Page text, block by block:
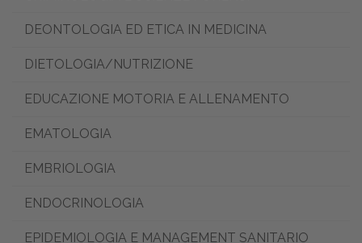
DEONTOLOGIA ED ETICA IN MEDICINA
DIETOLOGIA/NUTRIZIONE
EDUCAZIONE MOTORIA E ALLENAMENTO
EMATOLOGIA
EMBRIOLOGIA
ENDOCRINOLOGIA
EPIDEMIOLOGIA E MANAGEMENT SANITARIO